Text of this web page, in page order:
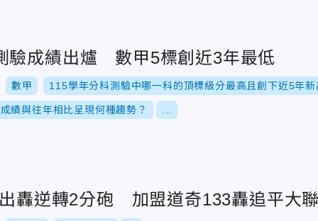
驗成績出爐 數甲5標創近3年最低
數甲 115學年分科測驗中哪一科的頂標級分最高且創下近5年新
績與往年相比呈現何種趨勢？
轟逆轉2分砲 加盟道奇133轟追平大